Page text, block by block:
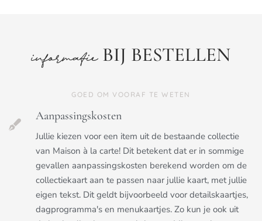
informatieBIJ BESTELLEN
GOED OM VOORAF TE WETEN
Aanpassingskosten
Jullie kiezen voor een item uit de bestaande collectie
van Maison à la carte! Dit betekent dat er in sommige
gevallen aanpassingskosten berekend worden om de
collectiekaart aan te passen naar jullie kaart, met jullie
eigen tekst. Dit geldt bijvoorbeeld voor detailskaartjes,
dagprogramma's en menukaartjes. Zo kun je ook uit